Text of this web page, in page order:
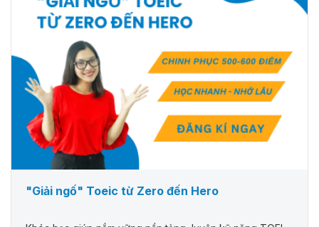
"Giải ngố" Toeic từ Zero đến Hero